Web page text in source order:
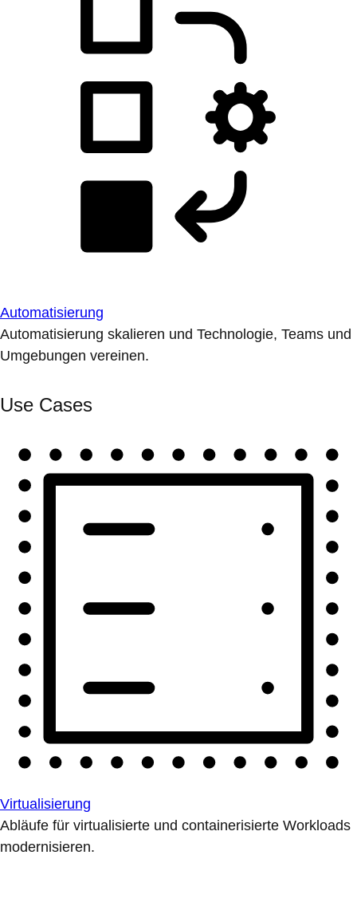
Automatisierung
Automatisierung skalieren und Technologie, Teams und
Umgebungen vereinen.
Use Cases
Virtualisierung
Abläufe für virtualisierte und containerisierte Workloads
modernisieren.